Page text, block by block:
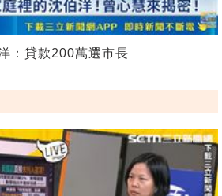
：貸款200萬選市長